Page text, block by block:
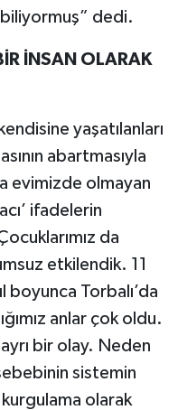
dedi.
İNSAN OLARAK
yaşatılanları
abartmasıyla
evimizde olmayan
ifadelerin
da
etkilendik. 11
boyunca Torbalı’da
anlar çok oldu.
ayrı bir olay. Neden
sistemin
olarak